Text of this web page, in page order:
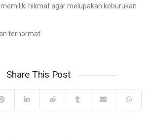
hikmat agar melupakan keburukan
terhormat.
Share This Post